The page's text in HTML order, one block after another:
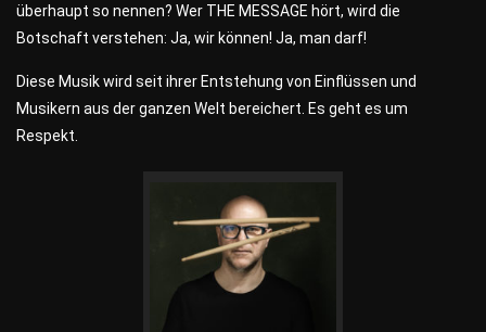
überhaupt so nennen? Wer THE MESSAGE hört, wird die
Botschaft verstehen: Ja, wir können! Ja, man darf!
Diese Musik wird seit ihrer Entstehung von Einflüssen und
Musikern aus der ganzen Welt bereichert. Es geht es um
Respekt.